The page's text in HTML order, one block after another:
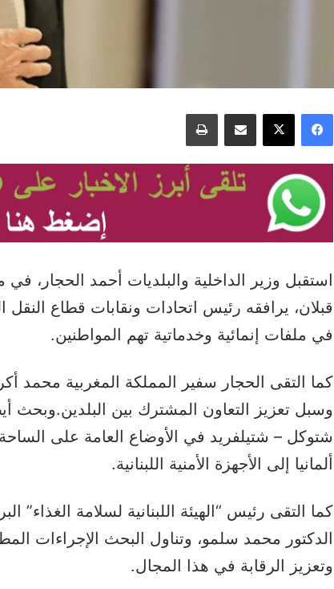
فيسبوك ‫X مشاركة عبر البريد طباعة
استقبل وزير الداخلية والبلديات أحمد الحجار، في
قبلان، يرافقه رئيس اتحادات ونقابات قطاع
في ملفات إنمائية وخدماتية تهم المواطنين.
كما التقى الحجار سفير المملكة المغربية محمد
وسبل تعزيز التعاون المشترك بين البلدين.وبحث
شتوكل – شتيلفريد في الأوضاع العامة على الساحة
ألمانيا إلى الأجهزة الأمنية اللبنانية.
كما التقى رئيس “الهيئة اللبنانية لسلامة الغذاء”
الدكتور محمد سلمو، وتناول البحث الإجراءات
وتعزيز الرقابة في هذا المجال.